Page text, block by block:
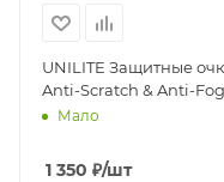
UNILITE Защитные
Anti-Scratch & Anti-Fog
Мало
1 350 ₽/шт